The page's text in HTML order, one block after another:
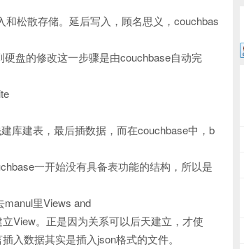
松散存储。延后写入，顾名思义，couchbas
盘的修改这一步骤是由couchbase自动完
库建表，最后插数据，而在couchbase中，b
一开始没有具备表功能的结构，所以是
里Views and
。正是因为关系可以后天建立，才使
入数据其实是插入json格式的文件。